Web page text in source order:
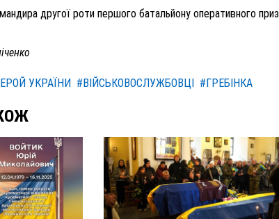
другої роти першого батальйону оперативного
УКРАЇНИ #ВІЙСЬКОВОСЛУЖБОВЦІ #ГРЕБІНКА